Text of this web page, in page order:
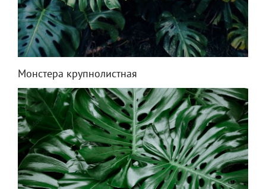
Монстера крупнолистная